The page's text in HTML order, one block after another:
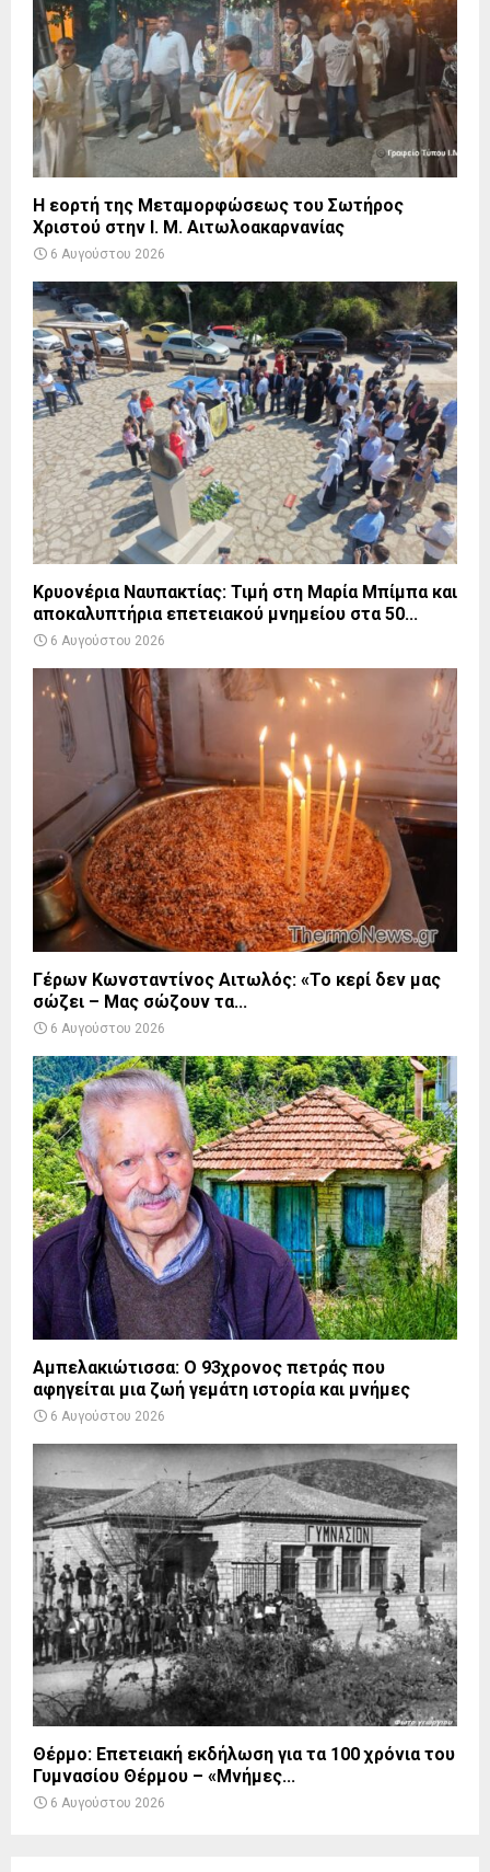
Η εορτή της Μεταμορφώσεως του Σωτήρος
Χριστού στην Ι. Μ. Αιτωλοακαρνανίας
6 Αυγούστου 2026
Κρυονέρια Ναυπακτίας: Τιμή στη Μαρία Μπίμπα και
αποκαλυπτήρια επετειακού μνημείου στα 50...
6 Αυγούστου 2026
Γέρων Κωνσταντίνος Αιτωλός: «Το κερί δεν μας
σώζει – Μας σώζουν τα...
6 Αυγούστου 2026
Αμπελακιώτισσα: Ο 93χρονος πετράς που
αφηγείται μια ζωή γεμάτη ιστορία και μνήμες
6 Αυγούστου 2026
Θέρμο: Επετειακή εκδήλωση για τα 100 χρόνια του
Γυμνασίου Θέρμου – «Μνήμες...
6 Αυγούστου 2026